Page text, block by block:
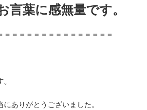
言葉に感無量です。
＝＝＝＝＝＝＝＝＝＝＝＝＝＝＝
ありがとうございました。